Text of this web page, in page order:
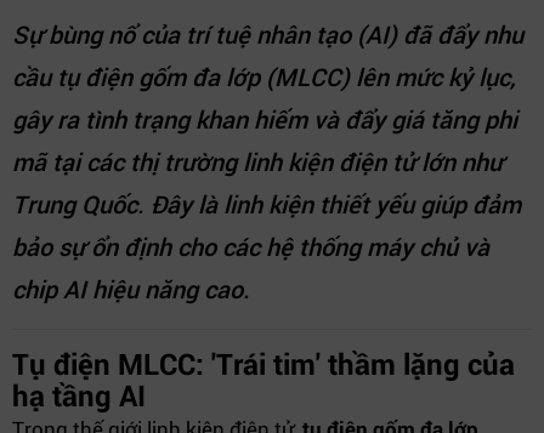
Sự bùng nổ của trí tuệ nhân tạo (AI) đã đẩy nhu
cầu tụ điện gốm đa lớp (MLCC) lên mức kỷ lục,
gây ra tình trạng khan hiếm và đẩy giá tăng phi
mã tại các thị trường linh kiện điện tử lớn như
Trung Quốc. Đây là linh kiện thiết yếu giúp đảm
bảo sự ổn định cho các hệ thống máy chủ và
chip AI hiệu năng cao.
Tụ điện MLCC: 'Trái tim' thầm lặng của
hạ tầng AI